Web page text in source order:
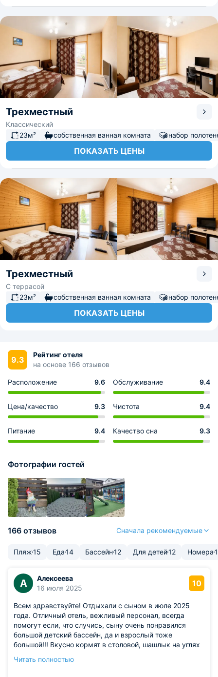
Трехместный
Классический
23м²
собственная ванная комната набор
ПОКАЗАТЬ ЦЕНЫ
Трехместный
С террасой
23м²
собственная ванная комната набор
ПОКАЗАТЬ ЦЕНЫ
9.3
Рейтинг отеля
на основе 166 отзывов
Расположение 9.6 Обслуживание 9.4
Цена/качество 9.3 Чистота 9.4
Питание 9.4 Качество сна 9.3
Фотографии гостей
166 отзывов Сначала рекомендуемые
Пляж15 Еда14 Бассейн12 Для детей12 Номера
А
Алексеева
16 июля 2025
10
Всем здравствуйте! Отдыхали с сыном в июле 2025
года. Отличный отель, вежливый персонал, всегда
помогут если, что случись, сыну очень понравился
большой детский бассейн, да и взрослый тоже
большой!!! Вкусно кормят в столовой, шашлык на углях
Армену!!! Ребята вы все большие молодцы!!!!! Дай Бог
Читать полностью